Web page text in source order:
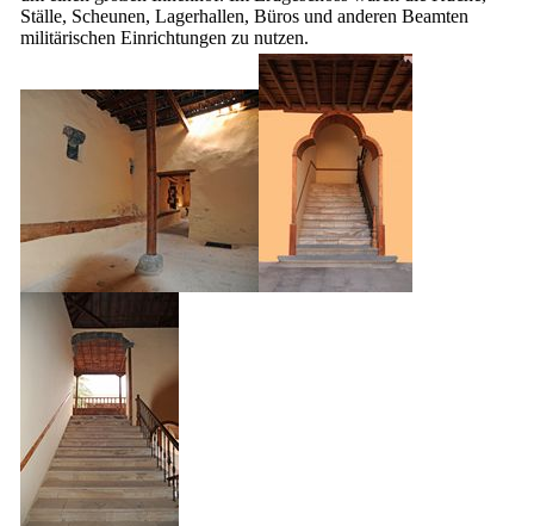
Ställe, Scheunen, Lagerhallen, Büros und anderen Beamten
militärischen Einrichtungen zu nutzen.